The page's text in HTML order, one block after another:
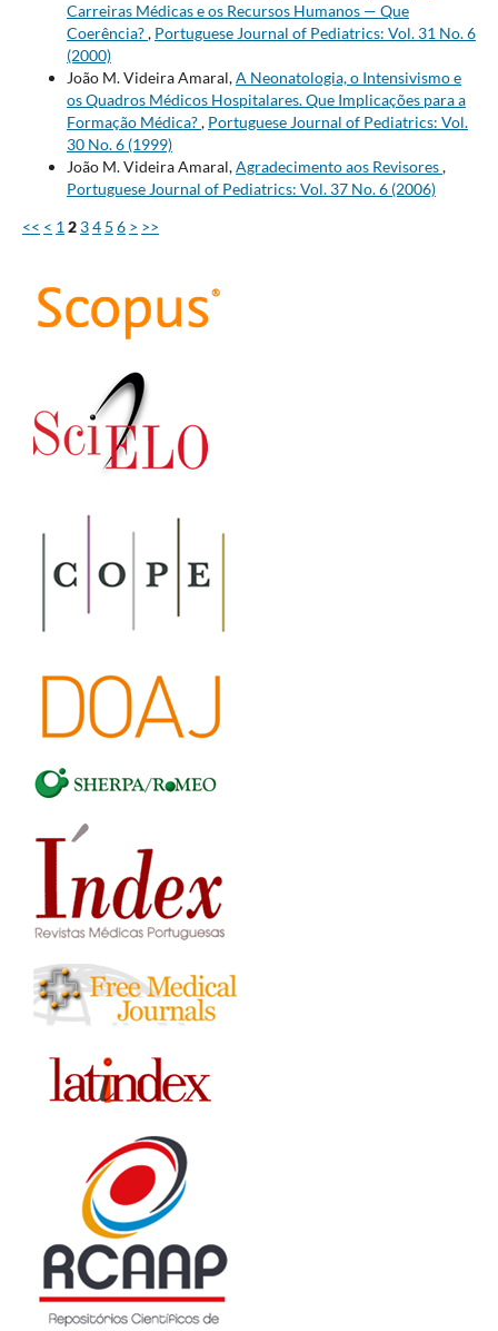
Carreiras Médicas e os Recursos Humanos — Que
Coerência?, Portuguese Journal of Pediatrics: Vol. 31 No. 6
(2000)
João M. Videira Amaral,A Neonatologia, o Intensivismo e
os Quadros Médicos Hospitalares. Que Implicações para a
Formação Médica?, Portuguese Journal of Pediatrics: Vol.
30 No. 6 (1999)
João M. Videira Amaral,Agradecimento aos Revisores,
Portuguese Journal of Pediatrics: Vol. 37 No. 6 (2006)
<< < 1 2 34 5 6 > >>